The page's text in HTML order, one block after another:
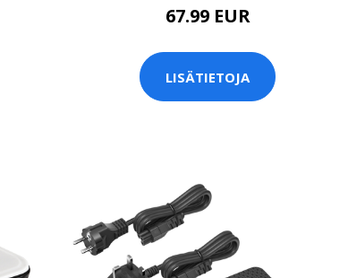
67.99 EUR
LISÄTIETOJA